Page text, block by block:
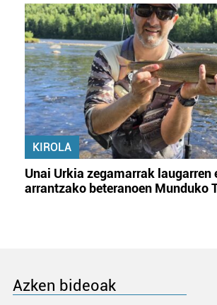
KIROLA
Unai Urkia zegamarrak laugarren
arrantzako beteranoen Munduko
Azken bideoak